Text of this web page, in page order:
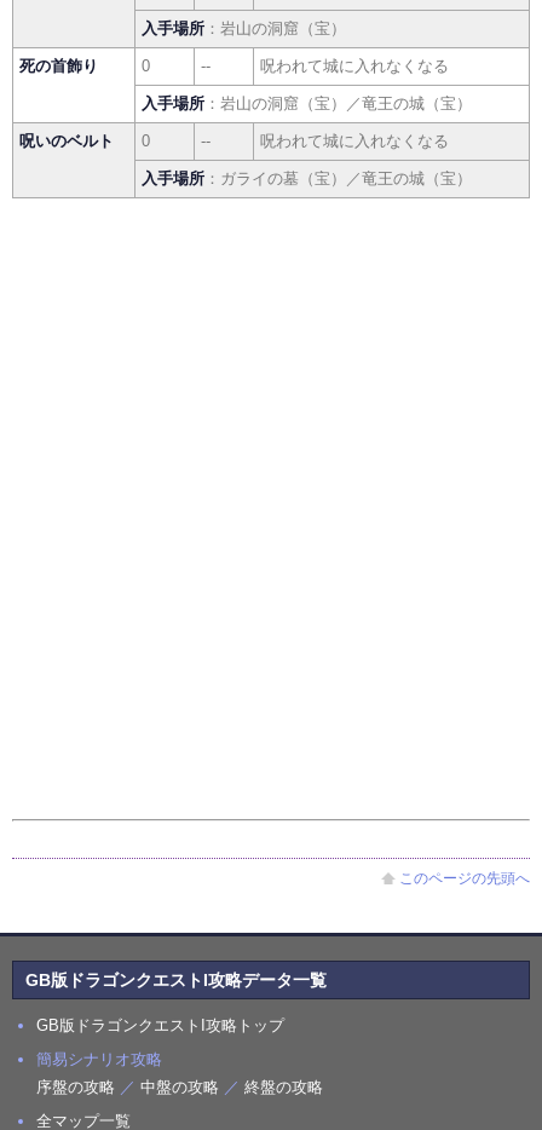
入手場所 ：岩山の洞窟（宝）
死の首飾り 0 -- 呪われて城に入れなくなる
入手場所 ：岩山の洞窟（宝）／竜王の城（宝）
呪いのベルト 0 -- 呪われて城に入れなくなる
入手場所 ：ガライの墓（宝）／竜王の城（宝）
このページの先頭へ
GB版ドラゴンクエストI攻略データ一覧
GB版ドラゴンクエストI攻略トップ
簡易シナリオ攻略
序盤の攻略 ／ 中盤の攻略 ／ 終盤の攻略
全マップ一覧